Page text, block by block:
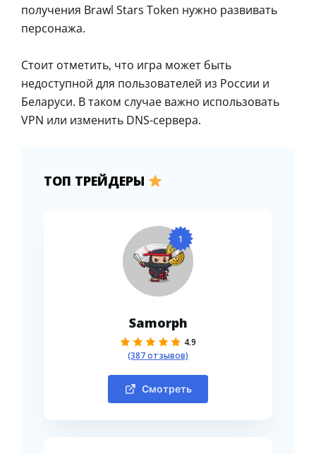
получения Brawl Stars Token нужно развивать
персонажа.
Стоит отметить, что игра может быть
недоступной для пользователей из России и
Беларуси. В таком случае важно использовать
VPN или изменить DNS-сервера.
ТОП ТРЕЙДЕРЫ
1
Samorph
4.9
(387 отзывов)
Смотреть